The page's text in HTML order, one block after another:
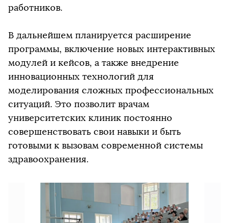
работников.
В дальнейшем планируется расширение
программы, включение новых интерактивных
модулей и кейсов, а также внедрение
инновационных технологий для
моделирования сложных профессиональных
ситуаций. Это позволит врачам
университетских клиник постоянно
совершенствовать свои навыки и быть
готовыми к вызовам современной системы
здравоохранения.